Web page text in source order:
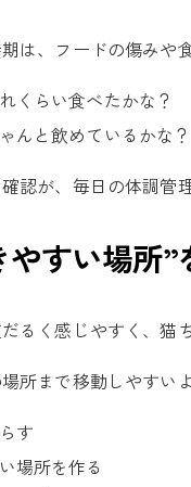
は、フードの傷みや
くらい食べたかな？
んと飲めているかな？
認が、毎日の体調管
すい場所”
るく感じやすく、猫
所まで移動しやすいよ
す
場所を作る